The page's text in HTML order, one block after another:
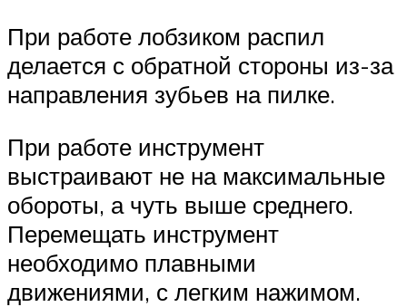
При работе лобзиком распил
делается с обратной стороны из-за
направления зубьев на пилке.
При работе инструмент
выстраивают не на максимальные
обороты, а чуть выше среднего.
Перемещать инструмент
необходимо плавными
движениями, с легким нажимом.